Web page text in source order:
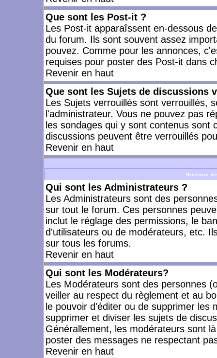
Que sont les Post-it ?
Les Post-it apparaîssent en-dessous
du forum. Ils sont souvent assez
pouvez. Comme pour les annonces,
requises pour poster des Post-it dans
Revenir en haut
Que sont les Sujets de discussions
Les Sujets verrouillés sont verrouillés,
l'administrateur. Vous ne pouvez pas
les sondages qui y sont contenus
discussions peuvent être verrouillés
Revenir en haut
Niveaux
Qui sont les Administrateurs ?
Les Administrateurs sont des
sur tout le forum. Ces personnes
inclut le réglage des permissions, le
d'utilisateurs ou de modérateurs, etc.
sur tous les forums.
Revenir en haut
Qui sont les Modérateurs?
Les Modérateurs sont des personnes
veiller au respect du règlement et au
le pouvoir d'éditer ou de supprimer les
supprimer et diviser les sujets de
Générallement, les modérateurs sont
poster des messages ne respectant
Revenir en haut